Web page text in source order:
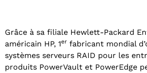
Grâce à sa filiale Hewlett-Packard
américain HP, 1er fabricant mondial
systèmes serveurs RAID pour les
produits PowerVault et PowerEdge